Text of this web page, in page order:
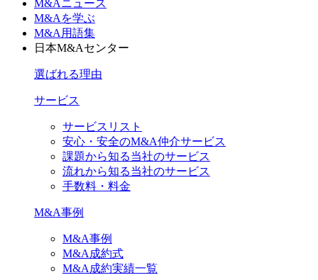
M&Aニュース
M&Aを学ぶ
M&A用語集
日本M&Aセンター
選ばれる理由
サービス
サービスリスト
安心・安全のM&A仲介サービス
課題から知る当社のサービス
流れから知る当社のサービス
手数料・料金
M&A事例
M&A事例
M&A成約式
M&A成約実績一覧